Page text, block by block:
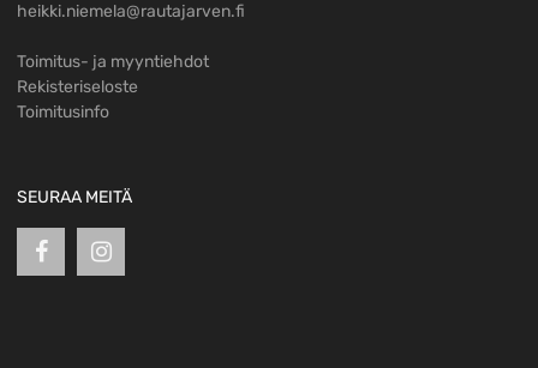
heikki.niemela@rautajarven.fi
Toimitus- ja myyntiehdot
Rekisteriseloste
Toimitusinfo
SEURAA MEITÄ